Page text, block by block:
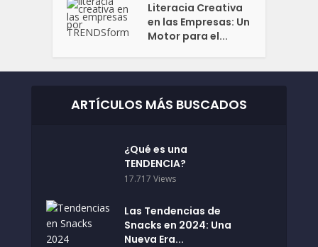
Literacia Creativa
en las Empresas: Un
Motor para el...
ARTÍCULOS MÁS BUSCADOS
¿Qué es una
TENDENCIA?
17.717 Views
Las Tendencias de
Snacks en 2024: Una
Nueva Era...